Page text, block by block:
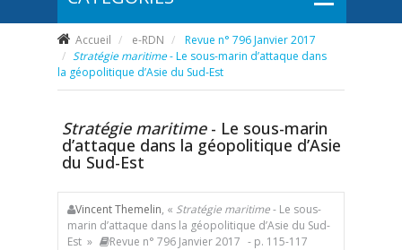
Accueil e-RDN
Revue n° 796 Janvier 2017
Stratégie maritime- Le sous-marin d’attaque dans
la géopolitique d’Asie du Sud-Est
Stratégie maritime- Le sous-marin
d’attaque dans la géopolitique d’Asie
du Sud-Est
Vincent Themelin, « Stratégie maritime- Le sous-
marin d’attaque dans la géopolitique d’Asie du Sud-
Est »
Revue n° 796 Janvier 2017 - p. 115-117